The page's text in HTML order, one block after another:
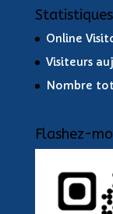
Online
Visiteurs
Nombre
Flashez-